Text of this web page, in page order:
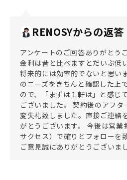
RENOSYからの返答
アンケートのご回答ありがとう
金利は昔と比べますとだいぶ低
将来的には効率的でないと思い
のニーズをきちんと確認した上
ので、「まずは１軒は」と感じ
ございました。 契約後のアフ
変失礼致しました。直接ご連絡
がとうございます。 今後は営業
サクセス）で確りとフォローを
ご意見誠にありがとうございまし